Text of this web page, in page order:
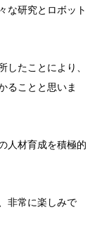
な研究とロボット
たことにより、
ることと思いま
人材育成を積極的
非常に楽しみで